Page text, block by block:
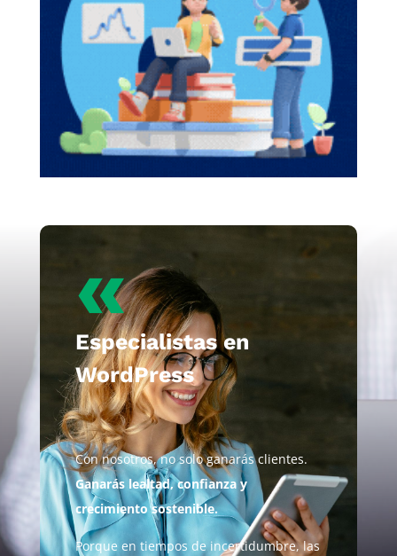
«
Especialistas en
WordPress
Con nosotros, no solo ganarás clientes.
Ganarás lealtad, confianza y
crecimiento sostenible.
Porque en tiempos de incertidumbre, las